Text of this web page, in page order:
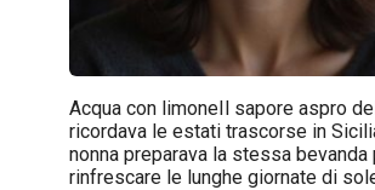
Acqua con limoneIl sapore aspro
ricordava le estati trascorse in
nonna preparava la stessa bevanda
rinfrescare le lunghe giornate di